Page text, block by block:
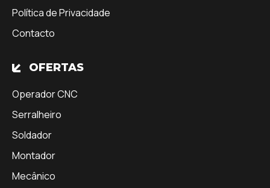
Política de Privacidade
Contacto
OFERTAS
Operador CNC
Serralheiro
Soldador
Montador
Mecânico